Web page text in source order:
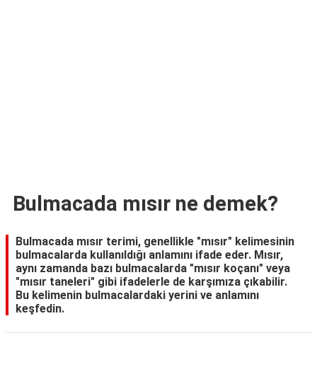
Bulmacada mısır ne demek?
Bulmacada mısır terimi, genellikle "mısır" kelimesinin
bulmacalarda kullanıldığı anlamını ifade eder. Mısır,
aynı zamanda bazı bulmacalarda "mısır koçanı" veya
"mısır taneleri" gibi ifadelerle de karşımıza çıkabilir.
Bu kelimenin bulmacalardaki yerini ve anlamını
keşfedin.